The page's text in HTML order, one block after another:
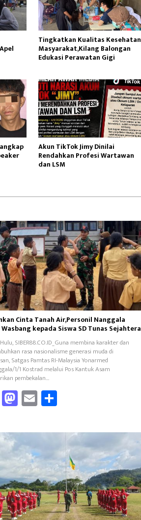
Tingkatkan Kualitas Kesehatan
Masyarakat,Kilang Balongan
Edukasi Perawatan Gigi
Akun TikTok Jimy Dinilai
Rendahkan Profesi Wartawan
dan LSM
Cinta Tanah Air,Personil Nanggala
kepada Siswa SD Tunas Sejahtera
SIBER88.CO.ID_Guna membina karakter dan
rasa nasionalisme generasi muda di
Satgas Pamtas RI-Malaysia Yonarmed
1/1 Kostrad melalui Pos Kantuk Asam
pembekalan…
M
as
to
d
o
n
E
m
ail
Sh
ar
e